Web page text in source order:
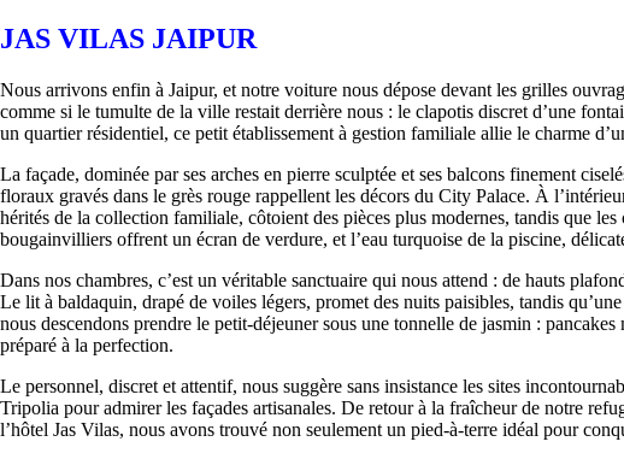
JAS VILAS JAIPUR
Nous arrivons enfin à Jaipur, et notre voiture nous dépose devant les grilles
comme si le tumulte de la ville restait derrière nous : le clapotis discret d’une
un quartier résidentiel, ce petit établissement à gestion familiale allie le charme
La façade, dominée par ses arches en pierre sculptée et ses balcons finement
floraux gravés dans le grès rouge rappellent les décors du City Palace. À
hérités de la collection familiale, côtoient des pièces plus modernes, tandis que
bougainvilliers offrent un écran de verdure, et l’eau turquoise de la piscine,
Dans nos chambres, c’est un véritable sanctuaire qui nous attend : de hauts
Le lit à baldaquin, drapé de voiles légers, promet des nuits paisibles, tandis
nous descendons prendre le petit-déjeuner sous une tonnelle de jasmin :
préparé à la perfection.
Le personnel, discret et attentif, nous suggère sans insistance les sites
Tripolia pour admirer les façades artisanales. De retour à la fraîcheur de notre
l’hôtel Jas Vilas, nous avons trouvé non seulement un pied-à-terre idéal pour